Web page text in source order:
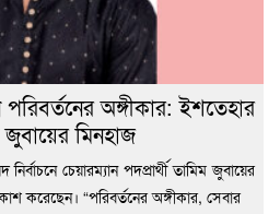
পরিবর্তনের অঙ্গীকার: ইশতেহার
মিনহাজ
চেয়ারম্যান পদপ্রার্থী তামিম জুবায়ের
করেছেন। “পরিবর্তনের অঙ্গীকার, সেবার